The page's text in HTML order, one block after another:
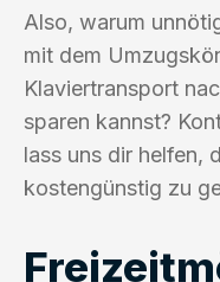
Also, warum
mit dem
Klaviertransport
sparen kannst?
lass uns dir helfen,
kostengünstig zu